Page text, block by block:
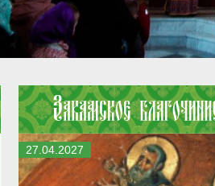
27 04 2027